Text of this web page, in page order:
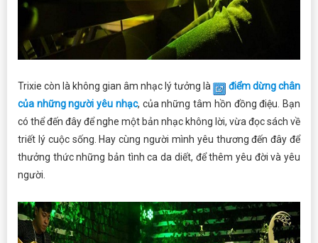
Trixie còn là không gian âm nhạc lý tưởng là
điểm dừng chân
của những người yêu nhạc, của những tâm hồn đồng điệu. Bạn
có thể đến đây để nghe một bản nhạc không lời, vừa đọc sách về
triết lý cuộc sống. Hay cùng người mình yêu thương đến đây để
thưởng thức những bản tình ca da diết, để thêm yêu đời và yêu
người.